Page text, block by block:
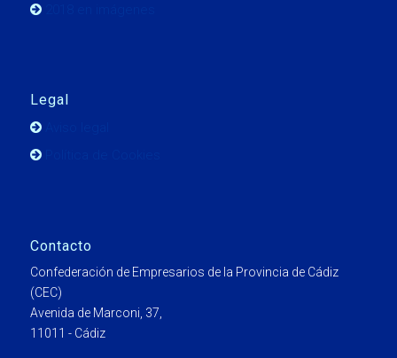
Legal
Contacto
Confederación de Empresarios de la Provincia de Cádiz
(CEC)
Avenida de Marconi, 37,
11011 - Cádiz